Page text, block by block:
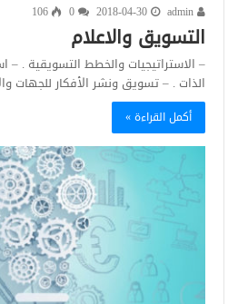
2018-04-30
106
التسويق والاعلام
– الاستراتيجيات والخطط التسويقية . –
الذات . – تسويق ونشر الأفكار للجهات
أكمل القراءة »